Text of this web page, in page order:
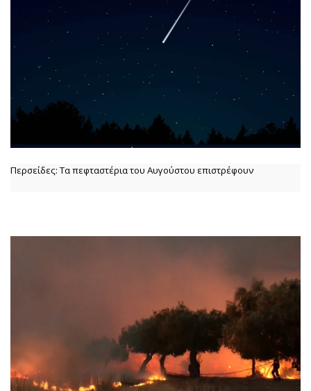
Περσείδες: Τα πεφταστέρια του Αυγούστου επιστρέφουν